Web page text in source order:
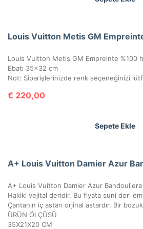
Louis Vuitton Metis GM
Ebatı 35×32 cm
Not: Siparişlerinizde renk seçeneğinizi
€ 220,00
Sepete Ekle
Hakiki vejital deridir. Bu fiyata suni deri
ÜRÜN ÖLÇÜSÜ
35X21X20 CM